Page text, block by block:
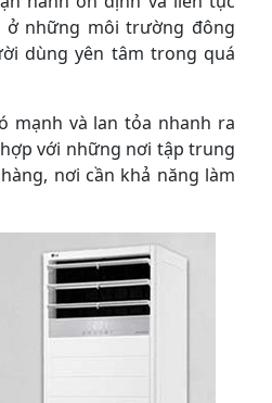
những môi trường đông
dùng yên tâm trong quá
mạnh và lan tỏa nhanh ra
với những nơi tập trung
nơi cần khả năng làm